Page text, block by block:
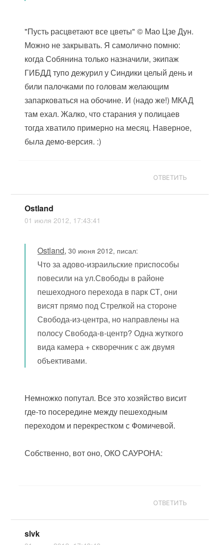
"Пусть расцветают все цветы" © Мао Цзе Дун.
Можно не закрывать. Я самолично помню:
когда Собянина только назначили, экипаж
ГИБДД тупо дежурил у Синдики целый день и
били палочками по головам желающим
запарковаться на обочине. И (надо же!) МКАД
там ехал. Жалко, что старания у полицаев
тогда хватило примерно на месяц. Наверное,
была демо-версия. :)
ОТВЕТИТЬ
Ostland
01 июля 2012, 17:43:41
Ostland,30 июня 2012, писал:
Что за адово-израильские приспособы
повесили на ул.Свободы в районе
пешеходного перехода в парк СТ, они
висят прямо под Стрелкой на стороне
Свобода-из-центра, но направлены на
полосу Свобода-в-центр? Одна жуткого
вида камера + скворечник с аж двумя
объективами.
Немножко попутал. Все это хозяйство висит
где-то посередине между пешеходным
переходом и перекрестком с Фомичевой.
Собственно, вот оно, ОКО САУРОНА:
ОТВЕТИТЬ
slvk